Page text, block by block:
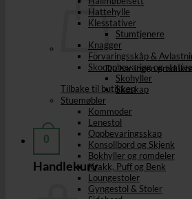
Du har ingen
Tilbake til butikken
0
Handlekurv
Hattehylle
Klesstativer
Stumtjenere
Knagger
Förvaringsskåp &
Skooppbevaring og
Skohyller
Skoskap
Stuemøbler
Kommoder
Lenestol
Oppbevaringsskap
Konsollbord og Skjenk
Bokhyller og romdeler
Krakk, Puff og Benk
Loungestoler
Gyngestol & Stoler